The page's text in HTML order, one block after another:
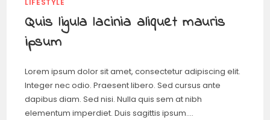
LIFESTYLE
Quis ligula lacinia aliquet mauris
ipsum
Lorem ipsum dolor sit amet, consectetur adipiscing elit.
Integer nec odio. Praesent libero. Sed cursus ante
dapibus diam. Sed nisi. Nulla quis sem at nibh
elementum imperdiet. Duis sagittis ipsum.…